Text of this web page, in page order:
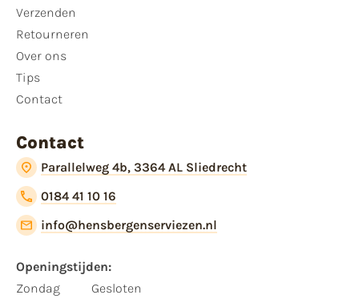
Verzenden
Retourneren
Over ons
Tips
Contact
Contact
Parallelweg 4b, 3364 AL Sliedrecht
0184 41 10 16
info@hensbergenserviezen.nl
Openingstijden:
Zondag
Gesloten